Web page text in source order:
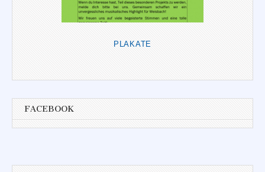
PLAKATE
FACEBOOK